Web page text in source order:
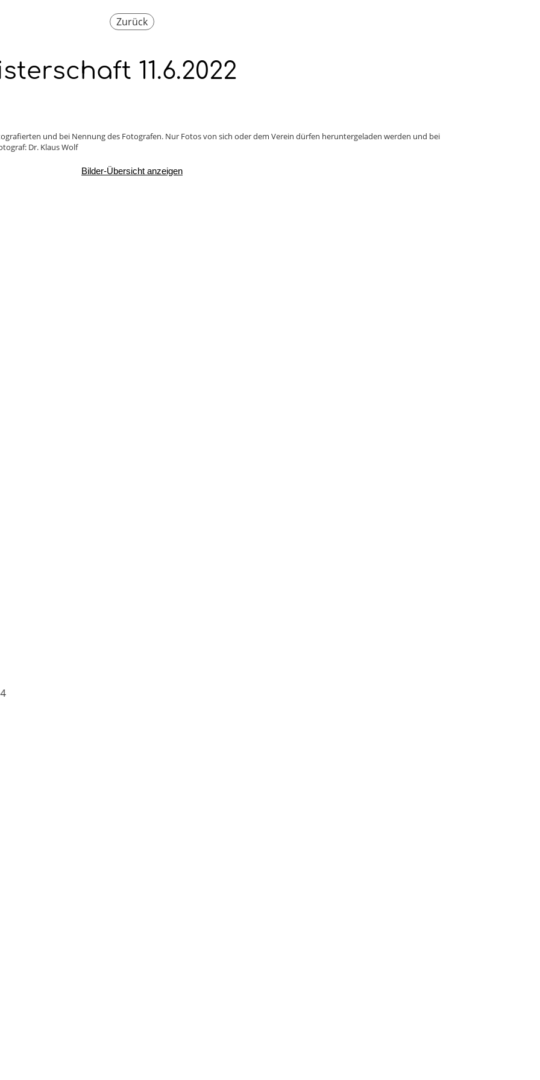
Zurück
11.6.2022
und bei Nennung des Fotografen. Nur Fotos von sich oder dem Verein dürfen heruntergeladen werden und bei
Dr. Klaus Wolf
Bilder-Übersicht anzeigen